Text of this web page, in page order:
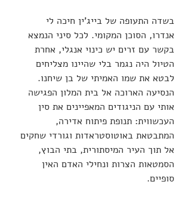
בשדה התעופה של בייג'ין חיכה לי
אנדרו, הסוכן המקומי. לכל סיני הנמצא
בקשר עם זרים יש כינוי אנגלי, אחרת
הטיול היה נגמר בלי שהיינו מצליחים
לבטא את שמו האמיתי של בן שיחנו.
הנסיעה הארוכה אל בית המלון הפגישה
אותי עם הניגודים המאפיינים את סין
העכשווית: תנופת פיתוח אדירה,
המתבטאת באוטוסטראדות וגורדי שחקים
אל תוך העיר המיסתורית, בתי הבוץ,
הסמטאות הצרות ונחילי האדם האין
סופיים.